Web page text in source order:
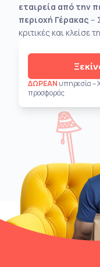
εταιρεία από την
περιοχή Γέρακας –
κριτικές και
ΔΩΡΕΑΝ υπηρεσία –
προσφοράς